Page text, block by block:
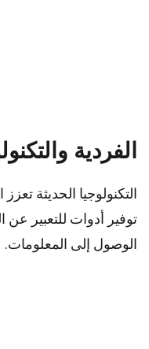
الفردية
التكنولوجيا الحديثة
توفير أدوات للتعبير عن
الوصول إلى المعلومات.